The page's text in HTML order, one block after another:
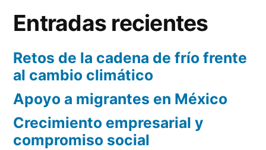
Entradas recientes
Retos de la cadena de frío frente
al cambio climático
Apoyo a migrantes en México
Crecimiento empresarial y
compromiso social